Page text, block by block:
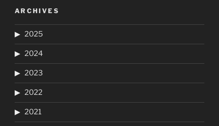
ARCHIVES
2025
2024
2023
2022
2021